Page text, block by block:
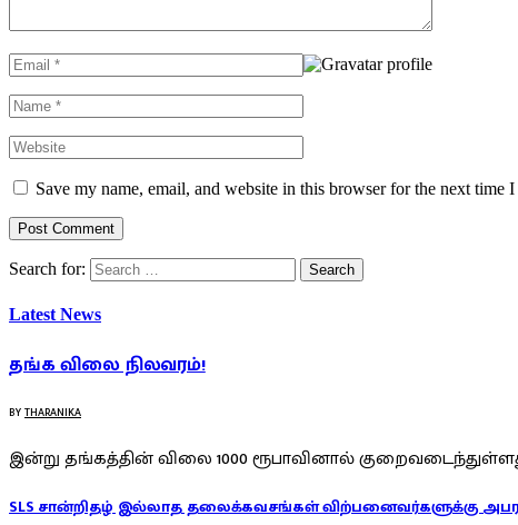
Save my name, email, and website in this browser for the next time I
Search for:
Latest News
தங்க விலை நிலவரம்!
BYTHARANIKA
இன்று தங்கத்தின் விலை 1000 ரூபாவினால்
SLS சான்றிதழ் இல்லாத தலைக்கவசங்கள் விற்பனைவர்களுக்கு